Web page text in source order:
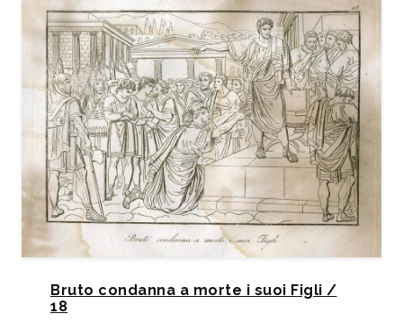
Bruto condanna a morte i suoi Figli /
18